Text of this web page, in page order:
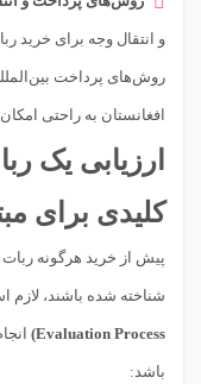
و انتقال وجه برای خرید
روش‌های پرداخت
افغانستان به راحتی
ارزیابی یک
کلیدی برای
پیش از خرید هرگونه
شناخته شده باشند، لازم
Evaluation Process)
باشد: